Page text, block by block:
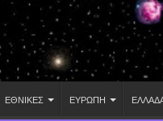
ΕΘΝΙΚΕΣ ΕΥΡΩΠΗ